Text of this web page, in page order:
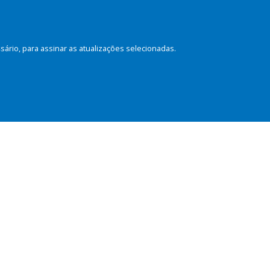
para assinar as atualizações selecionadas.